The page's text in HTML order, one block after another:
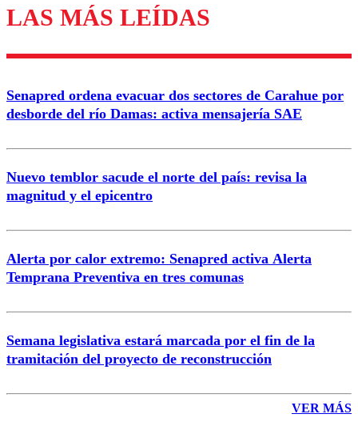
Enviar comentario
LAS MÁS LEÍDAS
Senapred ordena evacuar dos sectores de Carahue por
desborde del río Damas: activa mensajería SAE
Nuevo temblor sacude el norte del país: revisa la
magnitud y el epicentro
Alerta por calor extremo: Senapred activa Alerta
Temprana Preventiva en tres comunas
Semana legislativa estará marcada por el fin de la
tramitación del proyecto de reconstrucción
VER MÁS